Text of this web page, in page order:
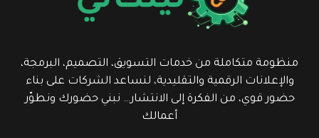
منظومة متكاملة من خدمات التسويق، التصميم، البرمجة،
والإعلانات الرقمية والتقليدية، لنساعد الشركات على بناء
حضور قوي، من الفكرة إلى الانتشار… نبني حضورك ونطوّر
أعمالك